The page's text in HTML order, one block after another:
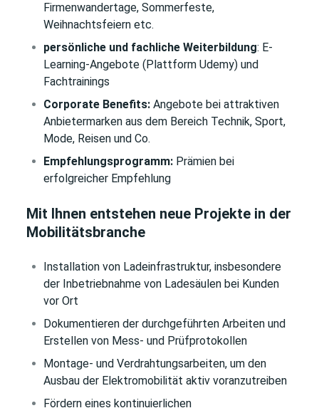
Firmenwandertage, Sommerfeste,
Weihnachtsfeiern etc.
persönliche und fachliche Weiterbildung: E-
Learning-Angebote (Plattform Udemy) und
Fachtrainings
Corporate Benefits: Angebote bei attraktiven
Anbietermarken aus dem Bereich Technik, Sport,
Mode, Reisen und Co.
Empfehlungsprogramm: Prämien bei
erfolgreicher Empfehlung
Mit Ihnen entstehen neue Projekte in der
Mobilitätsbranche
Installation von Ladeinfrastruktur, insbesondere
der Inbetriebnahme von Ladesäulen bei Kunden
vor Ort
Dokumentieren der durchgeführten Arbeiten und
Erstellen von Mess- und Prüfprotokollen
Montage- und Verdrahtungsarbeiten, um den
Ausbau der Elektromobilität aktiv voranzutreiben
Fördern eines kontinuierlichen